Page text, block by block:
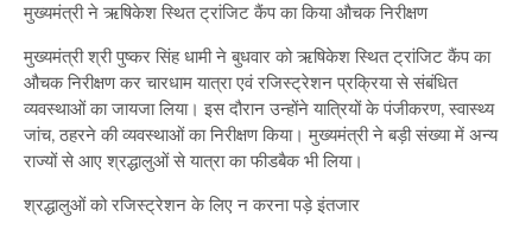
मुख्यमंत्री ने ऋषिकेश स्थित ट्रांजिट कैंप का किया औचक निरीक्षण
मुख्यमंत्री श्री पुष्कर सिंह धामी ने बुधवार को ऋषिकेश स्थित ट्रांजिट कैंप का
औचक निरीक्षण कर चारधाम यात्रा एवं रजिस्ट्रेशन प्रक्रिया से संबंधित
व्यवस्थाओं का जायजा लिया। इस दौरान उन्होंने यात्रियों के पंजीकरण, स्वास्थ्य
जांच, ठहरने की व्यवस्थाओं का निरीक्षण किया। मुख्यमंत्री ने बड़ी संख्या में अन्य
राज्यों से आए श्रद्धालुओं से यात्रा का फीडबैक भी लिया।
श्रद्धालुओं को रजिस्ट्रेशन के लिए न करना पड़े इंतजार